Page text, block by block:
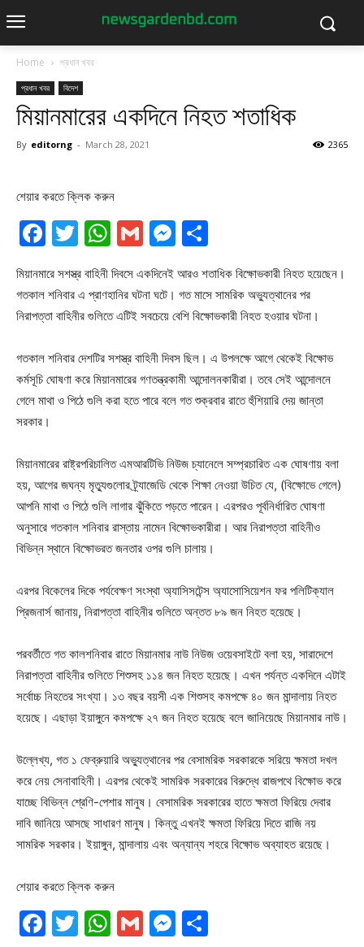
Home প্রধান খবর
প্রধান খবর বিদেশ
মিয়ানমারের একদিনে নিহত শতাধিক
By editorng - March 28, 2021 2365
শেয়ার করতে ক্লিক করুন
Facebook
Twitter
WhatsApp
GmailMessenger
মিয়ানমারে সশস্ত্র বাহিনী দিবসে একদিনেই আরও শতাধিক বিক্ষোভকারী নিহত হয়েছেন।
গতকাল শনিবার এ প্রাণহানির ঘটনা ঘটে। গত মাসে সামরিক অভ্যুত্থানের পর
নিরাপত্তা বাহিনীর গুলিতে এটিই সবচেয়ে বেশি বিক্ষোভকারী নিহত হওয়ার ঘটনা।
গতকাল শনিবার দেশটির সশস্ত্র বাহিনী দিবস ছিল। এ উপলক্ষে আগে থেকেই বিক্ষোভ
কর্মসূচি ঘোষণা করে মিয়ানমারের গণতন্ত্রকামী আন্দোলনকারীরা। তবে সেই আন্দোলনে
গেলে মাথা ও পিঠে গুলি করা হতে পারে বলে গত শুক্রবার রাতে হুঁশিয়ারি দেয় জান্তা
সরকার।
মিয়ানমারের রাষ্ট্রপরিচালিত এমআরটিভি নিউজ চ্যানেলে সম্প্রচারিত এক ঘোষণায় বলা
হয়, আগের জঘন্য মৃত্যুগুলোর ট্র্যাজেডি থেকে শিক্ষা নেওয়া উচিত যে, (বিক্ষোভে গেলে)
আপনি মাথা ও পিঠে গুলি লাগার ঝুঁকিতে পড়তে পারেন। এরপরও পূর্বনির্ধারিত ঘোষণা
অনুসারে গতকাল শনিবার রাস্তায় নামেন বিক্ষোভকারীরা। আর নিরাপত্তা বাহিনীও
বিভিন্ন স্থানে বিক্ষোভরত জনতার ওপর গুলি চালায়।
এরপর বিকেলের দিকে পর্যবেক্ষণ সংস্থা অ্যাসিসটেন্স অ্যাসোসিয়েশন ফর পলিটিক্যাল
প্রিজনার্স জানায়, নিরাপত্তা বাহিনীর গুলিতে অন্তত ৮৯ জন নিহত হয়েছে।
পরবর্তীতে গত কালশনিবার রাতে মিয়ানমার নাউ নিউজ ওয়েবসাইটে বলা হয়, সারাদেশে
নিরাপত্তা বাহিনীর গুলিতে শিশুসহ ১১৪ জন নিহত হয়েছে। এখন পর্যন্ত একদিনে এটাই
সর্বোচ্চ নিহতের সংখ্যা। ১৩ বছর বয়সী এক শিশুসহ কমপক্ষে ৪০ জন মান্দালায় নিহত
হয়েছে। এছাড়া ইয়াঙ্গুনে কমপক্ষে ২৭ জন নিহত হয়েছে বলে জানিয়েছে মিয়ানমার নাউ।
উল্লেখ্য, গত ১ ফেব্রুয়ারি অভ্যুত্থানের পর বেসামরিক সরকারকে সরিয়ে ক্ষমতা দখল
করে নেয় সেনাবাহিনী। এরপর থেকেই সামরিক সরকারের বিরুদ্ধে রাজপথে বিক্ষোভ করে
যাচ্ছে বিভিন্ন শ্রেণি-পেশার মানুষ। বেসামরিক সরকারের হাতে ক্ষমতা ফিরিয়ে দেবার
দাবি জানিয়ে আসছে সাধারণ মানুষ। কিন্তু এখনই ক্ষমতা ফিরিয়ে দিতে রাজি নয়
সামরিক সরকার। ইয়াঙ্গুন, মান্দালায় এবং অন্যান্য শহরে বিক্ষোভ অব্যাহত রয়েছে।
শেয়ার করতে ক্লিক করুন
Facebook
Twitter
WhatsApp
GmailMessenger